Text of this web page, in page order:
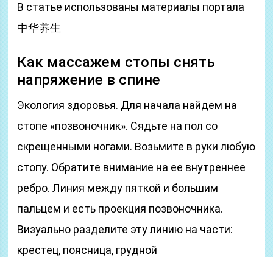
В статье использованы материалы портала
中华养生
Как массажем стопы снять
напряжение в спине
Экология здоровья. Для начала найдем на
стопе «позвоночник». Сядьте на пол со
скрещенными ногами. Возьмите в руки любую
стопу. Обратите внимание на ее внутреннее
ребро. Линия между пяткой и большим
пальцем и есть проекция позвоночника.
Визуально разделите эту линию на части:
крестец, поясница, грудной